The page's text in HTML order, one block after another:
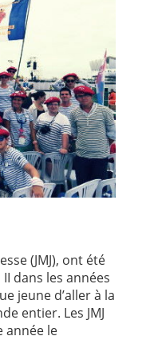
(JMJ), ont été
dans les années
jeune d’aller à la
entier. Les JMJ
année le